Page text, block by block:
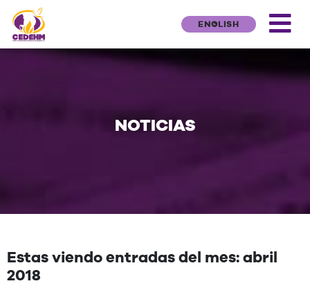
ENGLISH
NOTICIAS
Estas viendo entradas del mes: abril
2018